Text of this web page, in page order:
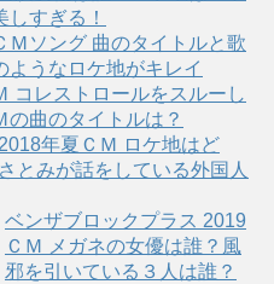
すぎる！
Ｍソング 曲のタイトルと歌
ようなロケ地がキレイ
コレストロールをスルーし
の曲のタイトルは？
年夏ＣＭ ロケ地はど
とみが話をしている外国人
ベンザブロックプラス 2019
ＣＭ メガネの女優は誰？風
邪を引いている３人は誰？